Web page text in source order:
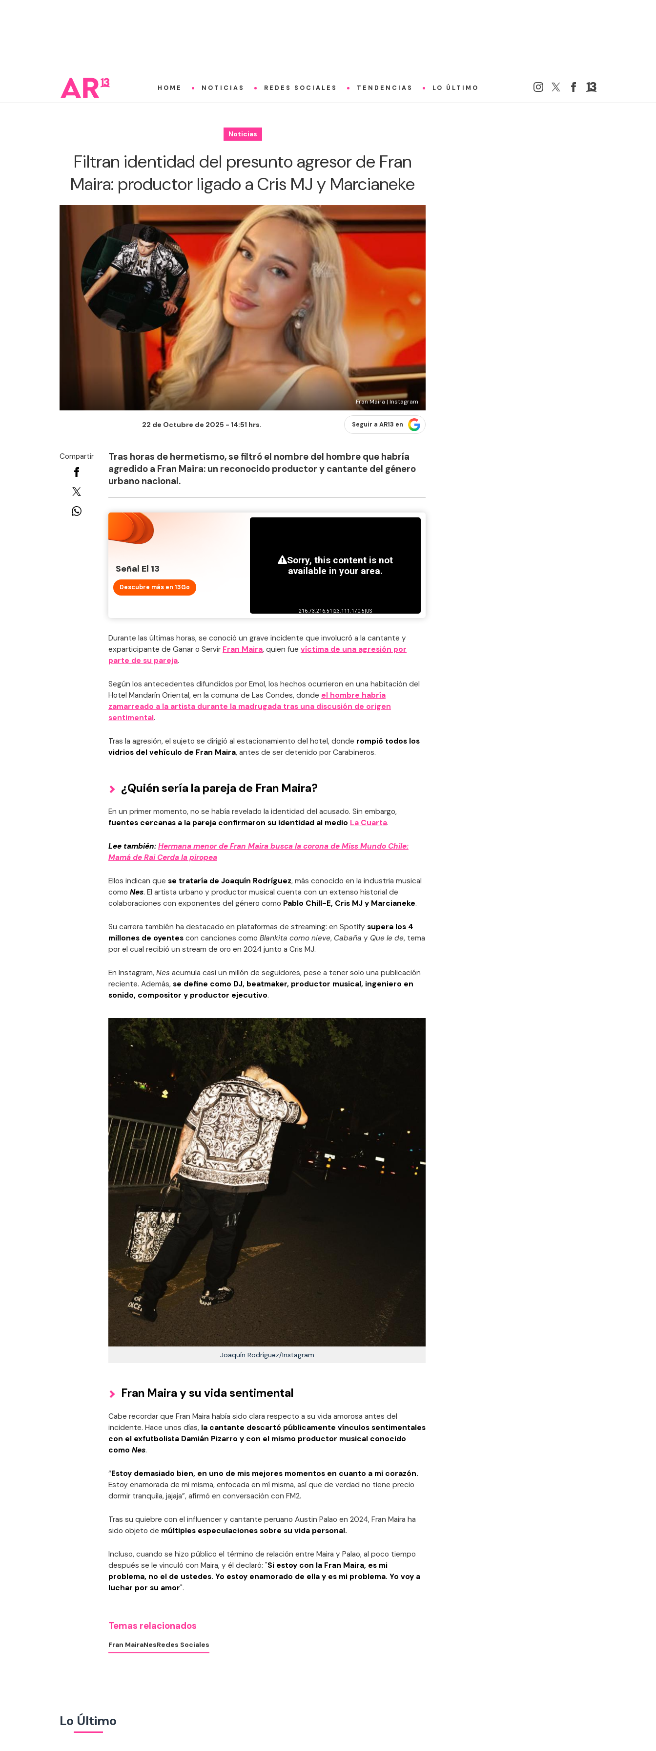
HOME NOTICIAS REDES SOCIALES TENDENCIAS LO ÚLTIMO
Noticias
Filtran identidad del presunto agresor de Fran
Maira: productor ligado a Cris MJ y Marcianeke
Fran Maira | Instagram
22 de Octubre de 2025 - 14:51 hrs. Seguir a AR13 en
Compartir
Tras horas de hermetismo, se filtró el nombre del hombre que habría
agredido a Fran Maira: un reconocido productor y cantante del género
urbano nacional.
Señal El 13
Descubre más en 13Go
Durante las últimas horas, se conoció un grave incidente que involucró a la cantante y
exparticipante de Ganar o Servir Fran Maira, quien fue víctima de una agresión por
parte de su pareja.
Según los antecedentes difundidos por Emol, los hechos ocurrieron en una habitación del
Hotel Mandarín Oriental, en la comuna de Las Condes, donde el hombre habría
zamarreado a la artista durante la madrugada tras una discusión de origen
sentimental.
Tras la agresión, el sujeto se dirigió al estacionamiento del hotel, donde rompió todos los
vidrios del vehículo de Fran Maira, antes de ser detenido por Carabineros.
¿Quién sería la pareja de Fran Maira?
En un primer momento, no se había revelado la identidad del acusado. Sin embargo,
fuentes cercanas a la pareja confirmaron su identidad al medio La Cuarta.
Lee también: Hermana menor de Fran Maira busca la corona de Miss Mundo Chile:
Mamá de Rai Cerda la piropea
Ellos indican que se trataría de Joaquín Rodríguez, más conocido en la industria musical
como Nes. El artista urbano y productor musical cuenta con un extenso historial de
colaboraciones con exponentes del género como Pablo Chill-E, Cris MJ y Marcianeke.
Su carrera también ha destacado en plataformas de streaming: en Spotify supera los 4
millones de oyentes con canciones como Blankita como nieve, Cabaña y Que le de, tema
por el cual recibió un stream de oro en 2024 junto a Cris MJ.
En Instagram, Nes acumula casi un millón de seguidores, pese a tener solo una publicación
reciente. Además, se define como DJ, beatmaker, productor musical, ingeniero en
sonido, compositor y productor ejecutivo.
Joaquín Rodríguez/Instagram
Fran Maira y su vida sentimental
Cabe recordar que Fran Maira había sido clara respecto a su vida amorosa antes del
incidente. Hace unos días, la cantante descartó públicamente vínculos sentimentales
con el exfutbolista Damián Pizarro y con el mismo productor musical conocido
como Nes.
“Estoy demasiado bien, en uno de mis mejores momentos en cuanto a mi corazón.
Estoy enamorada de mí misma, enfocada en mí misma, así que de verdad no tiene precio
dormir tranquila, jajaja”, afirmó en conversación con FM2.
Tras su quiebre con el influencer y cantante peruano Austin Palao en 2024, Fran Maira ha
sido objeto de múltiples especulaciones sobre su vida personal.
Incluso, cuando se hizo público el término de relación entre Maira y Palao, al poco tiempo
después se le vinculó con Maira, y él declaró: "Si estoy con la Fran Maira, es mi
problema, no el de ustedes. Yo estoy enamorado de ella y es mi problema. Yo voy a
luchar por su amor".
Temas relacionados
Fran MairaNesRedes Sociales
Lo Último